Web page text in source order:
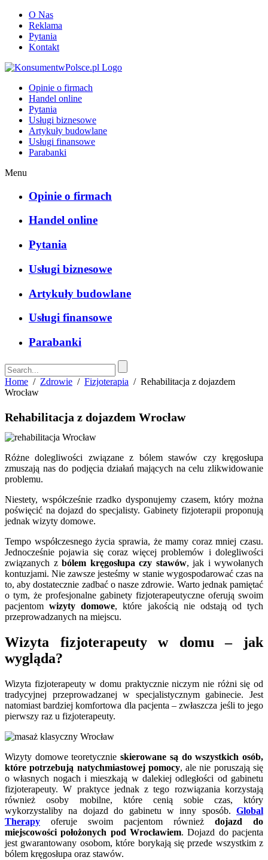
O Nas
Reklama
Pytania
Kontakt
Opinie o firmach
Handel online
Pytania
Usługi biznesowe
Artykuły budowlane
Usługi finansowe
Parabanki
Menu
Opinie o firmach
Handel online
Pytania
Usługi biznesowe
Artykuły budowlane
Usługi finansowe
Parabanki
Home / Zdrowie / Fizjoterapia / Rehabilitacja z dojazdem
Wrocław
Rehabilitacja z dojazdem Wrocław
Różne dolegliwości związane z bólem stawów czy kręgosłupa
zmuszają nas do podjęcia działań mających na celu zlikwidowanie
problemu.
Niestety, współcześnie rzadko dysponujemy czasem, który można
poświęcić na dojazd do specjalisty. Gabinety fizjoterapii proponują
jednak wizyty domowe.
Tempo współczesnego życia sprawia, że mamy coraz mniej czasu.
Jednocześnie pojawia się coraz więcej problemów i dolegliwości
związanych z bólem kręgosłupa czy stawów, jak i wywołanych
kontuzjami. Nie zawsze jesteśmy w stanie wygospodarować czas na
to, aby dostatecznie zadbać o nasze zdrowie. Warto jednak pamiętać
o tym, że profesjonalne gabinety fizjoterapeutyczne oferują swoim
pacjentomwizyty domowe, które jakością nie odstają od tych
przeprowadzanych na miejscu.
Wizyta fizjoterapeuty w domu – jak
wygląda?
Wizyta fizjoterapeuty w domu praktycznie niczym nie różni się od
tradycyjnej przeprowadzanej w specjalistycznym gabinecie. Jest
natomiast bardziej komfortowa dla pacjenta – zwłaszcza jeśli to jego
pierwszy raz u fizjoterapeuty.
Wizyty domowe teoretycznieskierowane są do wszystkich osób,
które potrzebują natychmiastowej pomocy, ale nie poruszają się
o własnych nogach i mieszkają w dalekiej odległości od gabinetu
fizjoterapeuty. W praktyce jednak z tego rozwiązania korzystają
również osoby mobilne, które cenią sobie czas, który
wykorzystaliby na dojazd do gabinetu w inny sposób. Global
Therapy oferuje swoim pacjentom również dojazd do
miejscowości położonych pod Wrocławiem. Dojazd do pacjenta
jest gwarantowany osobom, które borykają się przede wszystkim z
bólem kręgosłupa oraz stawów.